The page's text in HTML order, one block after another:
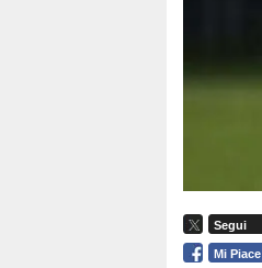
Segui
Mi Piace